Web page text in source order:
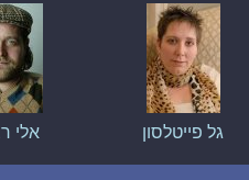
גל פייטלסון אלי